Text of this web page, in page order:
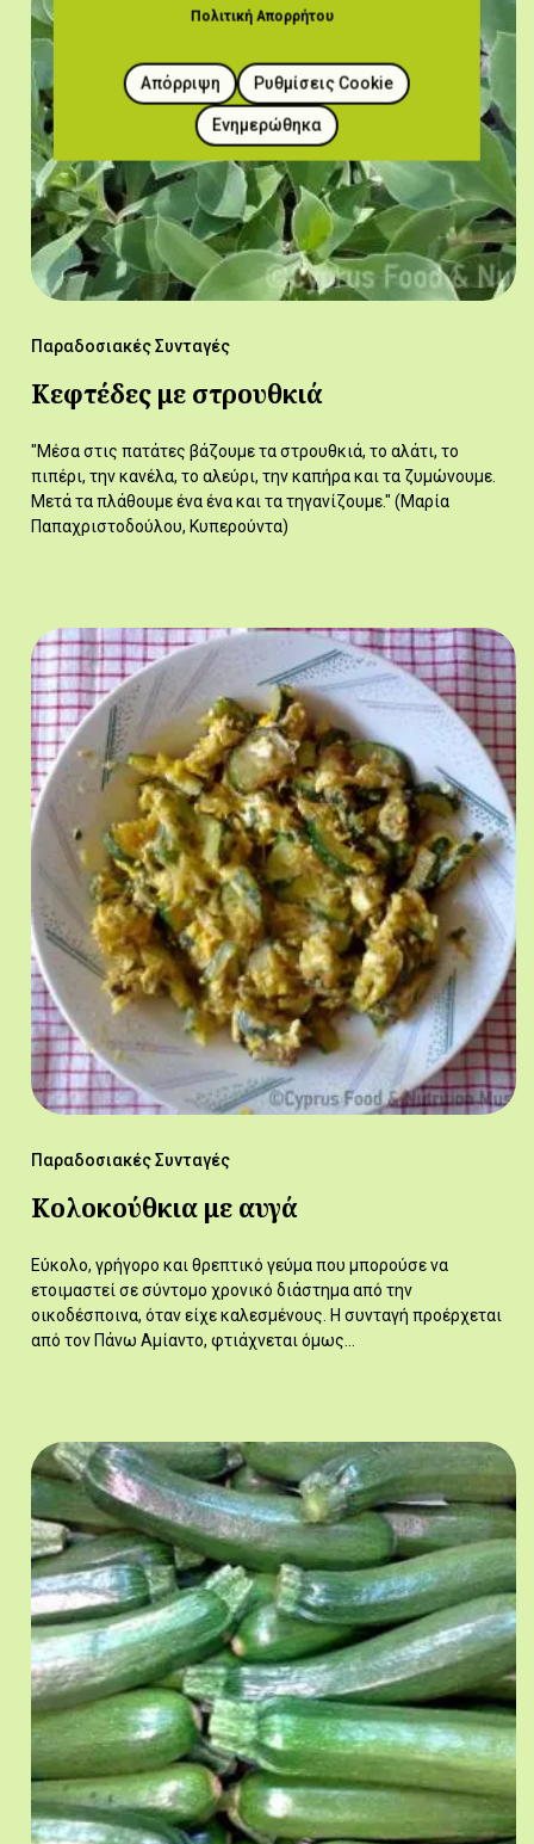
Παραδοσιακές Συνταγές
Κεφτέδες με στρουθκιά
"Μέσα στις πατάτες βάζουμε τα στρουθκιά, το αλάτι, το
πιπέρι, την κανέλα, το αλεύρι, την καπήρα και τα ζυμώνουμε.
Μετά τα πλάθουμε ένα ένα και τα τηγανίζουμε." (Μαρία
Παπαχριστοδούλου, Κυπερούντα)
Παραδοσιακές Συνταγές
Κολοκούθκια με αυγά
Εύκολο, γρήγορο και θρεπτικό γεύμα που μπορούσε να
ετοιμαστεί σε σύντομο χρονικό διάστημα από την
οικοδέσποινα, όταν είχε καλεσμένους. Η συνταγή προέρχεται
από τον Πάνω Αμίαντο, φτιάχνεται όμως…
Πολιτική Απορρήτου
Ρυθμίσεις Cookie
Απόρριψη
Ενημερώθηκα